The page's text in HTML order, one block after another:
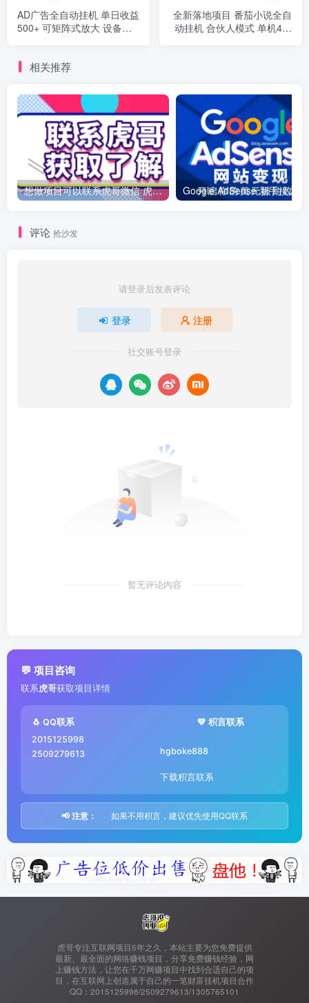
AD广告全自动挂机 单日收益
500+ 可矩阵式放大 设备越
全新落地项目 番茄小说全自
动挂机 合伙人模式 单机4倍
相关推荐
想做项目可以联系虎哥微信 虎哥一对一解答并且远程视频教学
评论 抢沙发
请登录后发表评论
登录 注册
社交账号登录
暂无评论内容
💬 项目咨询
联系 虎哥获取项目详情
🐧 QQ联系
2015125998
2509279613
💚 积言联系
hgboke888
下载积言联系
📢 注意： 如果不用积言，建议优先使用QQ联系
虎哥专注互联网项目5年之久，本站主要为您免费提供
最新、最全面的网络赚钱项目，分享免费赚钱经验，网
上赚钱方法，让您在千万网赚项目中找到合适自己的项
目，在互联网上创造属于自己的一笔财富挂机项目合作
QQ：2015125998/2509279613/1305765101